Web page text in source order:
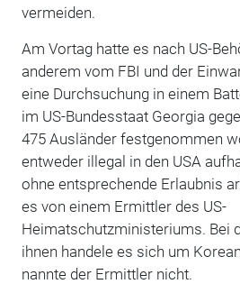
vermeiden.
Am Vortag hatte es nach US-
anderem vom FBI und der
eine Durchsuchung in einem
im US-Bundesstaat Georgia
475 Ausländer festgenommen
entweder illegal in den USA
ohne entsprechende Erlaubnis
es von einem Ermittler des US-
Heimatschutzministeriums. Bei
ihnen handele es sich um
nannte der Ermittler nicht.